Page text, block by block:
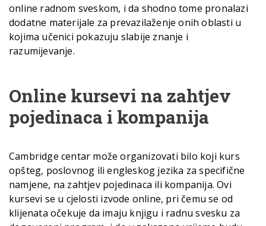
online radnom sveskom, i da shodno tome pronalazi
dodatne materijale za prevazilaženje onih oblasti u
kojima učenici pokazuju slabije znanje i
razumijevanje.
Online kursevi na zahtjev
pojedinaca i kompanija
Cambridge centar može organizovati bilo koji kurs
opšteg, poslovnog ili engleskog jezika za specifične
namjene, na zahtjev pojedinaca ili kompanija. Ovi
kursevi se u cjelosti izvode online, pri čemu se od
klijenata očekuje da imaju knjigu i radnu svesku za